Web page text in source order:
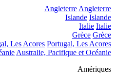
AngleterreAngleterre
Islande Islande
Italie Italie
Grèce Grèce
Les Acores Portugal, Les Acores
Australie, Pacifique et Océanie
Amériques